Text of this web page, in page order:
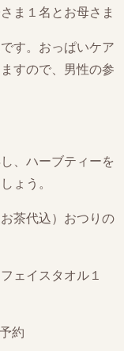
ま１名とお母さま
。おっぱいケア
ので、男性の参
、ハーブティーを
ょう。
茶代込）おつりの
ェイスタオル１
約